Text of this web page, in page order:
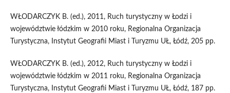
WŁODARCZYK B. (ed.), 2011, Ruch turystyczny w Łodzi i
województwie łódzkim w 2010 roku, Regionalna Organizacja
Turystyczna, Instytut Geografii Miast i Turyzmu UŁ, Łódź, 205 pp.
WŁODARCZYK B. (ed.), 2012, Ruch turystyczny w Łodzi i
województwie łódzkim w 2011 roku, Regionalna Organizacja
Turystyczna, Instytut Geografii Miast i Turyzmu UŁ, Łódź, 187 pp.